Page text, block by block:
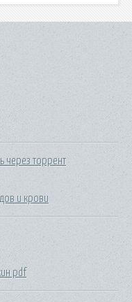
через торрент
и крови
pdf